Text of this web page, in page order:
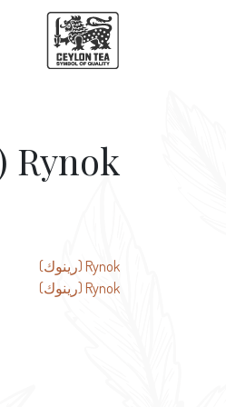
Rynok (رينوك)
تصفّح
المقالات
Rynok (رينوك)
Rynok (رينوك)